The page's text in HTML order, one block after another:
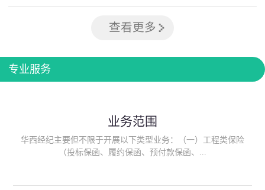
查看更多
专业服务
业务范围
华西经纪主要但不限于开展以下类型业务：（一）工程类保险
（投标保函、履约保函、预付款保函、...